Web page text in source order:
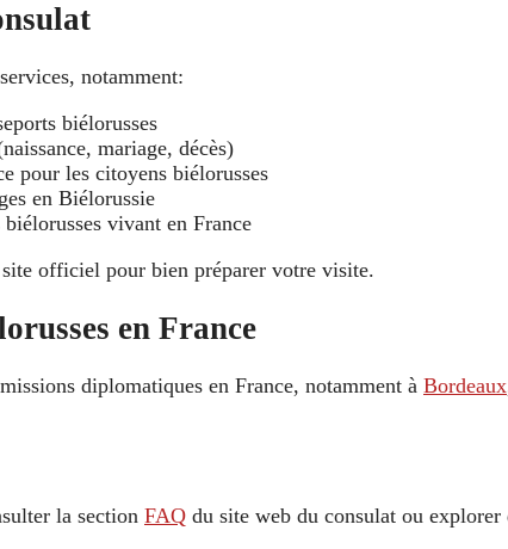
notamment:
biélorusses
mariage, décès)
pour les citoyens biélorusses
en Biélorussie
vivant en France
officiel pour bien préparer votre visite.
en France
diplomatiques en France, notamment à Bordeaux
la section FAQ du site web du consulat ou explorer